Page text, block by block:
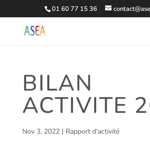
01 60 77 15 36
BILAN
ACTIVITE
Nov 3, 2022| Rapport d'activité